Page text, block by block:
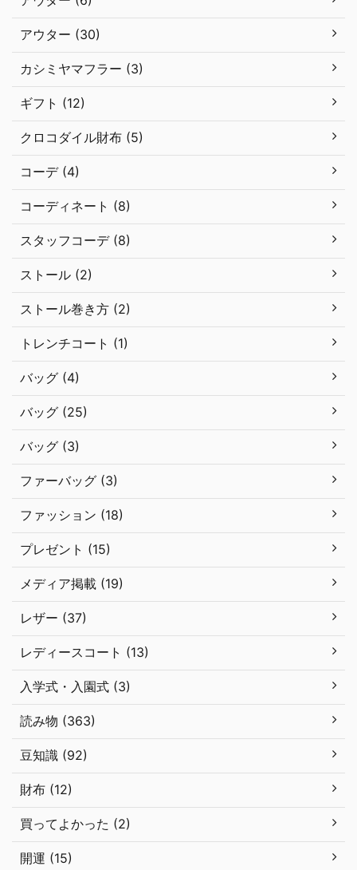
アウター (30)
カシミヤマフラー (3)
ギフト (12)
クロコダイル財布 (5)
コーデ (4)
コーディネート (8)
スタッフコーデ (8)
ストール (2)
ストール巻き方 (2)
トレンチコート (1)
バッグ (4)
バッグ (25)
バッグ (3)
ファーバッグ (3)
ファッション (18)
プレゼント (15)
メディア掲載 (19)
レザー (37)
レディースコート (13)
入学式・入園式 (3)
読み物 (363)
豆知識 (92)
財布 (12)
買ってよかった (2)
開運 (15)